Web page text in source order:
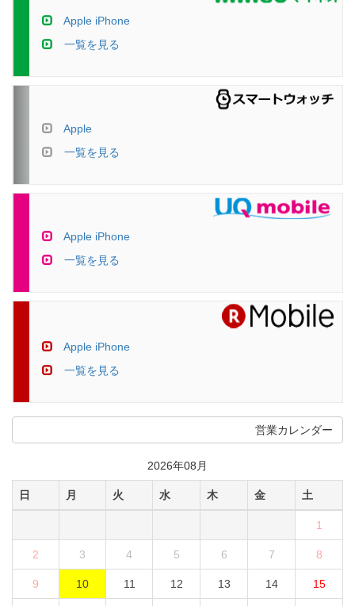
Apple iPhone
一覧を見る
Apple
一覧を見る
Apple iPhone
一覧を見る
Apple iPhone
一覧を見る
営業カレンダー
2026年08月
日 月 火 水 木 金 土
1
2 3 4 5 6 7 8
9 10 11 12 13 14 15